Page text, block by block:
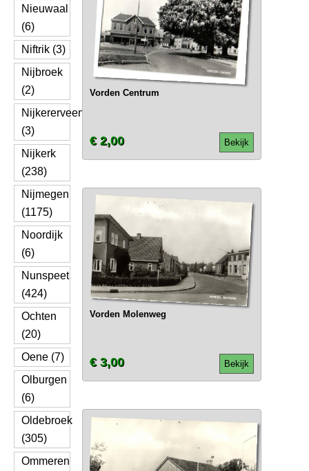
Nieuwaal
(6)
Niftrik (3)
Nijbroek
(2)
Nijkererveen
(3)
Nijkerk
(238)
Nijmegen
(1175)
Noordijk
(6)
Nunspeet
(424)
Ochten
(20)
Oene (7)
Olburgen
(6)
Oldebroek
(305)
Ommeren
Vorden Centrum
Bekijk
€ 2,00
Vorden Molenweg
Bekijk
€ 3,00